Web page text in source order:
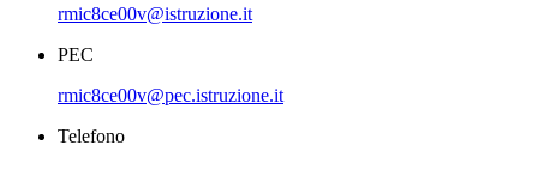
rmic8ce00v@istruzione.it
PEC
rmic8ce00v@pec.istruzione.it
Telefono